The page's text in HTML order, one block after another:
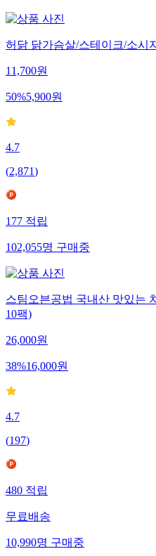
허닭 닭가슴살/스테이크/소시
11,700원
50%5,900원
4.7
(2,871)
177 적립
102,055명 구매중
스팀오븐공법 국내산 맛있는
10팩)
26,000원
38%16,000원
4.7
(197)
480 적립
무료배송
10,990명 구매중